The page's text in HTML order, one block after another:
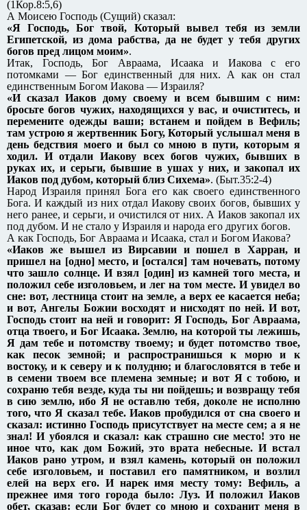
(1Кор.8:5,6)
А Моисею Господь (Сущий) сказал:
«Я Господь, Бог твой, Который вывел тебя из земли
Египетской, из дома рабства, да не будет у тебя других
богов пред лицом моим».
Итак, Господь, Бог Авраама, Исаака и Иакова с его
потомками — Бог единственный для них. А как он стал
единственным Богом Иакова — Израиля?
«И сказал Иаков дому своему и всем бывшим с ним:
бросьте богов чужих, находящихся у вас, и очиститесь, и
перемените одежды ваши; встанем и пойдем в Вефиль;
там устрою я жертвенник Богу, Который услышал меня в
день бедствия моего и был со мною в пути, которым я
ходил. И отдали Иакову всех богов чужих, бывших в
руках их, и серьги, бывшие в ушах у них, и закопал их
Иаков под дубом, который близ Сихема». (Быт.35:2-4)
Народ Израиля принял Бога его как своего единственного
Бога. И каждый из них отдал Иакову своих богов, бывших у
него ранее, и серьги, и очистился от них. А Иаков закопал их
под дубом. И не стало у Израиля и народа его других богов.
А как Господь, Бог Авраама и Исаака, стал и Богом Иакова?
«Иаков же вышел из Вирсавии и пошел в Харран, и
пришел на [одно] место, и [остался] там ночевать, потому
что зашло солнце. И взял [один] из камней того места, и
положил себе изголовьем, и лег на том месте. И увидел во
сне: вот, лестница стоит на земле, а верх ее касается неба;
и вот, Ангелы Божии восходят и нисходят по ней. И вот,
Господь стоит на ней и говорит: Я Господь, Бог Авраама,
отца твоего, и Бог Исаака. Землю, на которой ты лежишь,
Я дам тебе и потомству твоему; и будет потомство твое,
как песок земной; и распространишься к морю и к
востоку, и к северу и к полудню; и благословятся в тебе и
в семени твоем все племена земные; и вот Я с тобою, и
сохраню тебя везде, куда ты ни пойдешь; и возвращу тебя
в сию землю, ибо Я не оставлю тебя, доколе не исполню
того, что Я сказал тебе. Иаков пробудился от сна своего и
сказал: истинно Господь присутствует на месте сем; а я не
знал! И убоялся и сказал: как страшно сие место! это не
иное что, как дом Божий, это врата небесные. И встал
Иаков рано утром, и взял камень, который он положил
себе изголовьем, и поставил его памятником, и возлил
елей на верх его. И нарек имя месту тому: Вефиль, а
прежнее имя того города было: Луз. И положил Иаков
обет, сказав: если Бог будет со мною и сохранит меня в